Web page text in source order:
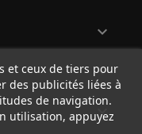



et ceux de tiers pour
des publicités liées à
de navigation.
utilisation, appuyez